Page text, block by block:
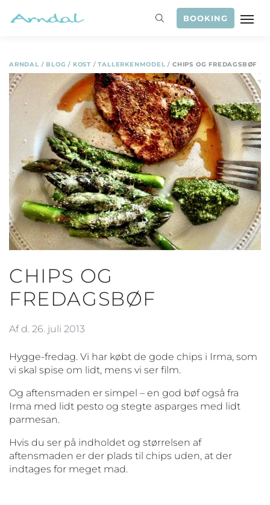
BOOKING
ARNDAL / BLOG / KOST /TALLERKENMODEL /CHIPS OG FREDAGSBØF
CHIPS OG
FREDAGSBØF
Af d. 26. juli 2013
Hygge-fredag. Vi har købt de gode chips i Irma, som
vi skal spise om lidt, mens vi ser film.
Og aftensmaden er simpel – en god bøf også fra
Irma med lidt pesto og stegte asparges med lidt
parmesan.
Hvis du ser på indholdet og størrelsen af
aftensmaden er der plads til chips uden, at der
indtages for meget mad.